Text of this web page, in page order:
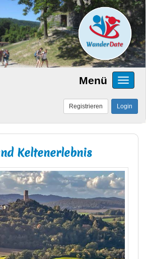
Menü
Login
Registrieren
Keltenerlebnis